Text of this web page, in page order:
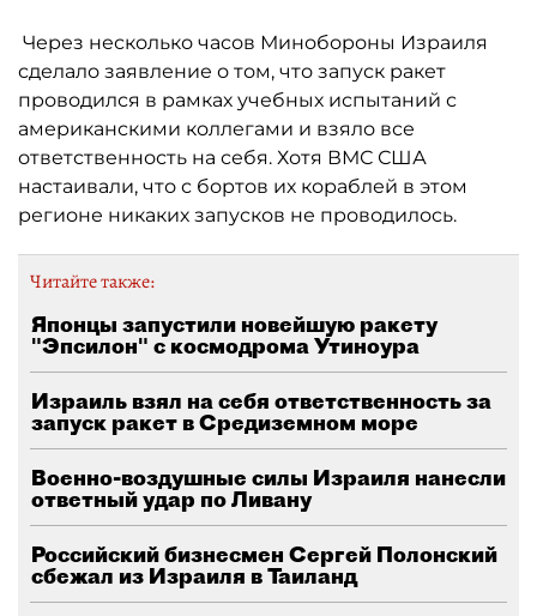
Через несколько часов Минобороны Израиля
сделало заявление о том, что запуск ракет
проводился в рамках учебных испытаний с
американскими коллегами и взяло все
ответственность на себя. Хотя ВМС США
настаивали, что с бортов их кораблей в этом
регионе никаких запусков не проводилось.
Читайте также:
Японцы запустили новейшую ракету
"Эпсилон" с космодрома Утиноура
Израиль взял на себя ответственность за
запуск ракет в Средиземном море
Военно-воздушные силы Израиля нанесли
ответный удар по Ливану
Российский бизнесмен Сергей Полонский
сбежал из Израиля в Таиланд